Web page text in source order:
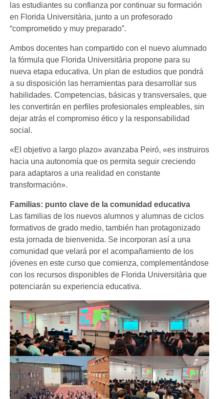
las estudiantes su confianza por continuar su formación
en Florida Universitària, junto a un profesorado
“comprometido y muy preparado”.
Ambos docentes han compartido con el nuevo alumnado
la fórmula que Florida Universitària propone para su
nueva etapa educativa. Un plan de estudios que pondrá
a su disposición las herramientas para desarrollar sus
habilidades. Competencias, básicas y transversales, que
les convertirán en perfiles profesionales empleables, sin
dejar atrás el compromiso ético y la responsabilidad
social.
«El objetivo a largo plazo» avanzaba Peiró, «es instruiros
hacia una autonomía que os permita seguir creciendo
para adaptaros a una realidad en constante
transformación».
Familias: punto clave de la comunidad educativa
Las familias de los nuevos alumnos y alumnas de ciclos
formativos de grado medio, también han protagonizado
esta jornada de bienvenida. Se incorporan así a una
comunidad que velará por el acompañamiento de los
jóvenes en este curso que comienza, complementándose
con los recursos disponibles de Florida Universitària que
potenciarán su experiencia educativa.